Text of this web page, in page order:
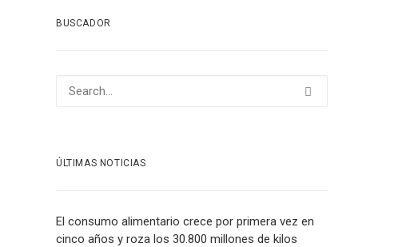
BUSCADOR
ÚLTIMAS NOTICIAS
El consumo alimentario crece por primera vez en
cinco años y roza los 30.800 millones de kilos